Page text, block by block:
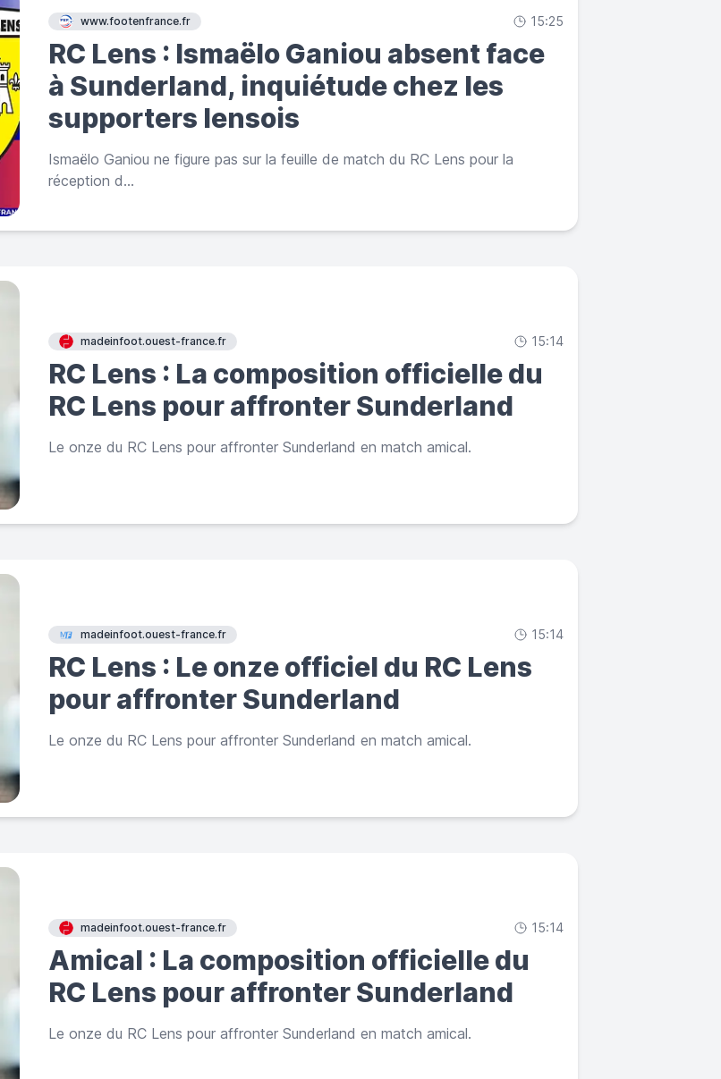
www.footenfrance.fr 15:25
RC Lens : Ismaëlo Ganiou absent face
à Sunderland, inquiétude chez les
supporters lensois
Ismaëlo Ganiou ne figure pas sur la feuille de match du RC Lens pour la
réception d...
madeinfoot.ouest-france.fr 15:14
RC Lens : La composition officielle du
RC Lens pour affronter Sunderland
Le onze du RC Lens pour affronter Sunderland en match amical.
madeinfoot.ouest-france.fr 15:14
RC Lens : Le onze officiel du RC Lens
pour affronter Sunderland
Le onze du RC Lens pour affronter Sunderland en match amical.
madeinfoot.ouest-france.fr 15:14
Amical : La composition officielle du
RC Lens pour affronter Sunderland
Le onze du RC Lens pour affronter Sunderland en match amical.